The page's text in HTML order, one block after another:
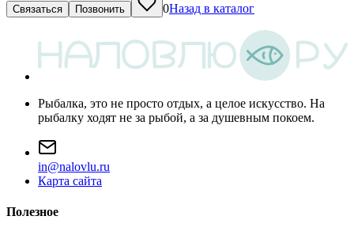
Связаться Позвонить 0Назад в каталог
Рыбалка, это не просто отдых, а целое искусство. На
рыбалку ходят не за рыбой, а за душевным покоем.
in@nalovlu.ru
Карта сайта
Полезное